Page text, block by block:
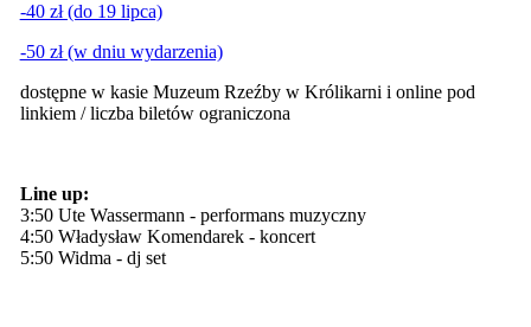
-40 zł (do 19 lipca)
-50 zł (w dniu wydarzenia)
dostępne w kasie Muzeum Rzeźby w Królikarni i online pod
linkiem / liczba biletów ograniczona
Line up:
3:50 Ute Wassermann - performans muzyczny
4:50 Władysław Komendarek - koncert
5:50 Widma - dj set